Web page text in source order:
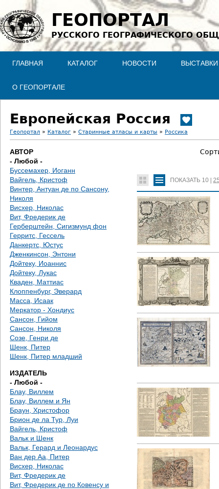
Jump to navigation
ГЕОПОРТАЛ
РУССКОГО ГЕОГРАФИЧЕСКОГО
ГЛАВНАЯ КАТАЛОГ НОВОСТИ ВЫСТАВКИ
О ГЕОПОРТАЛЕ
Европейская Россия
В
ы
з
д
е
с
ь
Геопортал » Каталог » Старинные атласы и карты » Россика
АВТОР
- Любой -
Буссемахер, Иоганн
Вайгель, Кристоф
Винтер, Антуан де по Сансону,
Николя
Висхер, Николас
Вит, Фредерик де
Герберштейн, Сигизмунд фон
Герритс, Гессель
Данкертс, Юстус
Дженкинсон, Энтони
Дойтеку, Иоаннис
Дойтеку, Лукас
Кваден, Маттиас
Клоппенбург, Эверард
Масса, Исаак
Меркатор - Хондиус
Сансон, Гийом
Сансон, Николя
Созе, Генри де
Шенк, Питер
Шенк, Питер младший
ИЗДАТЕЛЬ
- Любой -
Блау, Виллем
Блау, Виллем и Ян
Браун, Христофор
Брион де ла Тур, Луи
Вайгель, Кристоф
Вальк и Шенк
Вальк, Герард и Леонардус
Ван дер Аа, Питер
Висхер, Николас
Вит, Фредерик де
Вит, Фредерик де по Ковенсу и
ПОКАЗАТЬ 10